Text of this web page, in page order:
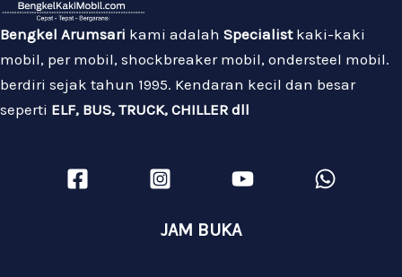
Bengkel Arumsari kami adalah Specialistkaki-kaki
mobil, per mobil, shockbreaker mobil, ondersteel mobil.
berdiri sejak tahun 1995. Kendaran kecil dan besar
seperti ELF, BUS, TRUCK, CHILLER dll
JAM BUKA